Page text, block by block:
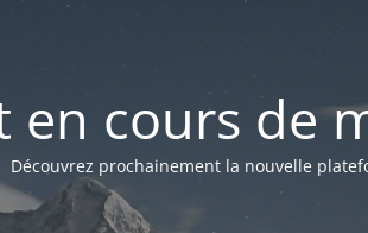
en cours de
Découvrez prochainement la nouvelle